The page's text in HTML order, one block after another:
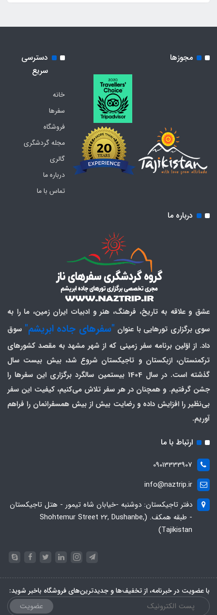
مجوزها
دسترسی
سریع
خانه
سفرها
فروشگاه
مجله گردشگری
گالری
درباره ما
تماس با ما
درباره ما
عشق و علاقه به تاریخ، فرهنگ، هنر و ادبیات ایران زمین، ما را به
سوی برگزاری تورهایی با عنوان "سفرهای جاده ابریشم" سوق
داد. از اوّلین برنامه سفر زمینی که از شهر مشهد به مقصد کشورهای
ترکمنستان، ازبکستان و تاجیکستان شروع شد، بیش بیست سال
گذشته است. در سال 1404 بیستمین سالگرد برگزاری این سفرها را
جشن گرفتیم. و همچنان در هر سفر تلاش می‌کنیم، کیفیت این سفر
بی‌نظیر را افزایش داده و رضایت بیش از بیش همسفرانمان را فراهم
آوریم.
ارتباط با ما
09013333907
info@naztrip.ir
دفتر تاجیکستان: دوشنبه -خیابان شاه تیمور - هتل تاجیکستان
- طبقه همکف. (Shohtemur Street 22, Dushanbe,
Tajikistan)
با عضویت در خبرنامه، از تخفیف‌ها و جدیدترین‌های فروشگاه باخبر شوید:
عضویت